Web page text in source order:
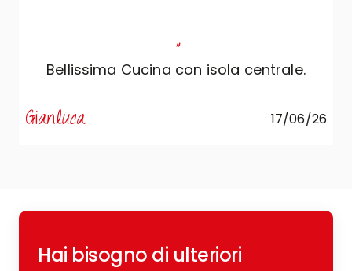
"
Bellissima Cucina con isola centrale.
Gianluca 17/06/26
Hai bisogno di ulteriori